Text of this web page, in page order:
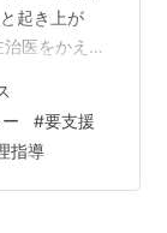
起き上が
医をかえる
減らすこ
浴の見守り
を通じてヘ
たが、人手
#要支援
指導